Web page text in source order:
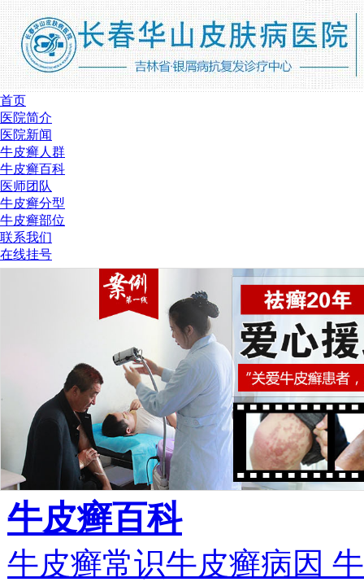
首页
医院简介
医院新闻
牛皮癣人群
牛皮癣百科
医师团队
牛皮癣分型
牛皮癣部位
联系我们
在线挂号
牛皮癣百科
牛皮癣常识牛皮癣病因